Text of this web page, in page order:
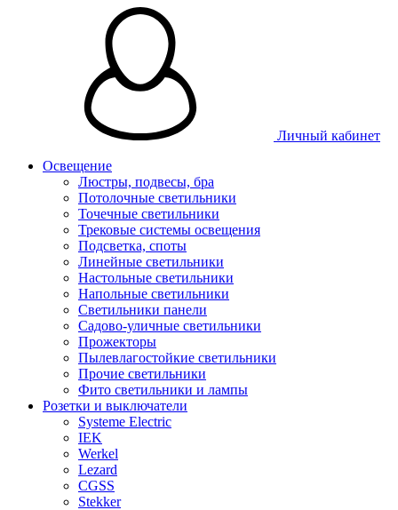
Личный кабинет
Освещение
Люстры, подвесы, бра
Потолочные светильники
Точечные светильники
Трековые системы освещения
Подсветка, споты
Линейные светильники
Настольные светильники
Напольные светильники
Светильники панели
Садово-уличные светильники
Прожекторы
Пылевлагостойкие светильники
Прочие светильники
Фито светильники и лампы
Розетки и выключатели
Systeme Electric
IEK
Werkel
Lezard
CGSS
Stekker